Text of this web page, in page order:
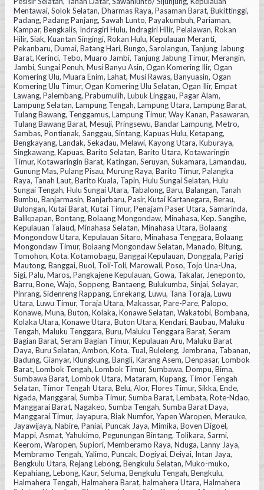
Mentawai, Solok Selatan, Dharmas Raya, Pasaman Barat, Bukittinggi,
Padang, Padang Panjang, Sawah Lunto, Payakumbuh, Pariaman,
Kampar, Bengkalis, Indragiri Hulu, Indragiri Hilir, Pelalawan, Rokan
Hilir, Siak, Kuantan Singingi, Rokan Hulu, Kepulauan Meranti,
Pekanbaru, Dumai, Batang Hari, Bungo, Sarolangun, Tanjung Jabung
Barat, Kerinci, Tebo, Muaro Jambi, Tanjung Jabung Timur, Merangin,
Jambi, Sungai Penuh, Musi Banyu Asin, Ogan Komering Ilir, Ogan
Komering Ulu, Muara Enim, Lahat, Musi Rawas, Banyuasin, Ogan
Komering Ulu Timur, Ogan Komering Ulu Selatan, Ogan Ilir, Empat
Lawang, Palembang, Prabumulih, Lubuk Linggau, Pagar Alam,
Lampung Selatan, Lampung Tengah, Lampung Utara, Lampung Barat,
Tulang Bawang, Tenggamus, Lampung Timur, Way Kanan, Pasawaran,
Tulang Bawang Barat, Mesuji, Pringsewu, Bandar Lampung, Metro,
Sambas, Pontianak, Sanggau, Sintang, Kapuas Hulu, Ketapang,
Bengkayang, Landak, Sekadau, Melawi, Kayong Utara, Kuburaya,
Singkawang, Kapuas, Barito Selatan, Barito Utara, Kotawaringin
Timur, Kotawaringin Barat, Katingan, Seruyan, Sukamara, Lamandau,
Gunung Mas, Pulang Pisau, Murung Raya, Barito Timur, Palangka
Raya, Tanah Laut, Barito Kuala, Tapin, Hulu Sungai Selatan, Hulu
Sungai Tengah, Hulu Sungai Utara, Tabalong, Baru, Balangan, Tanah
Bumbu, Banjarmasin, Banjarbaru, Pasir, Kutai Kartanegara, Berau,
Bulongan, Kutai Barat, Kutai Timur, Penajam Paser Utara, Samarinda,
Balikpapan, Bontang, Bolaang Mongondaw, Minahasa, Kep. Sangihe,
Kepulauan Talaud, Minahasa Selatan, Minahasa Utara, Bolaang
Mongondow Utara, Kepulauan Sitaro, Minahasa Tenggara, Bolaang
Mongondaw Timur, Bolaang Mongondaw Selatan, Manado, Bitung,
Tomohon, Kota. Kotamobagu, Banggai Kepulauan, Donggala, Parigi
Mautong, Banggai, Buol, Toli-Toli, Marowali, Poso, Tojo Una-Una,
Sigi, Palu, Maros, Pangkajene Kepulauan, Gowa, Takalar, Jeneponto,
Barru, Bone, Wajo, Soppeng, Bantaeng, Bulukumba, Sinjai, Selayar,
Pinrang, Sidenreng Rappang, Enrekang, Luwu, Tana Toraja, Luwu
Utara, Luwu Timur, Toraja Utara, Makassar, Pare-Pare, Palopo,
Konawe, Muna, Buton, Kolaka, Konawe Selatan, Wakatobi, Bombana,
Kolaka Utara, Konawe Utara, Buton Utara, Kendari, Baubau, Maluku
Tengah, Maluku Tenggara, Buru, Maluku Tenggara Barat, Seram
Bagian Barat, Seram Bagian Timur, Kepulauan Aru, Maluku Barat
Daya, Buru Selatan, Ambon, Kota. Tual, Buleleng, Jembrana, Tabanan,
Badung, Gianyar, Klungkung, Bangli, Karang Asem, Denpasar, Lombok
Barat, Lombok Tengah, Lombok Timur, Sumbawa, Dompu, Bima,
Sumbawa Barat, Lombok Utara, Mataram, Kupang, Timor Tengah
Selatan, Timor Tengah Utara, Belu, Alor, Flores Timur, Sikka, Ende,
Ngada, Manggarai, Sumba Timur, Sumba Barat, Lembata, Rote-Ndao,
Manggarai Barat, Nagakeo, Sumba Tengah, Sumba Barat Daya,
Manggarai Timur, Jayapura, Biak Numfor, Yapen Waropen, Merauke,
Jayawijaya, Nabire, Paniai, Puncak Jaya, Mimika, Boven Digoel,
Mappi, Asmat, Yahukimo, Pegunungan Bintang, Tolikara, Sarmi,
Keerom, Waropen, Supiori, Memberamo Raya, Nduga, Lanny Jaya,
Membramo Tengah, Yalimo, Puncak, Dogiyai, Deiyai, Intan Jaya,
Bengkulu Utara, Rejang Lebong, Bengkulu Selatan, Muko-muko,
Kepahiang, Lebong, Kaur, Seluma, Bengkulu Tengah, Bengkulu,
Halmahera Tengah, Halmahera Barat, halmahera Utara, Halmahera